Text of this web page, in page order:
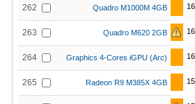
262 Quadro M1000M 4GB
263 Quadro M620 2GB
264 Graphics 4-Cores iGPU (Arc)
265 Radeon R9 M385X 4GB